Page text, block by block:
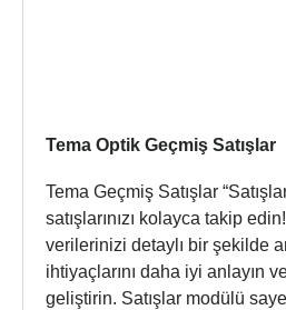
Tema Optik Geçmiş Satışlar
Tema Geçmiş Satışlar
satışlarınızı kolayca takip
verilerinizi detaylı bir şekilde
ihtiyaçlarını daha iyi anlayın
geliştirin. Satışlar modülü